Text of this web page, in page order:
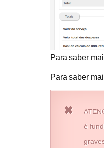
Para saber
Para saber
é